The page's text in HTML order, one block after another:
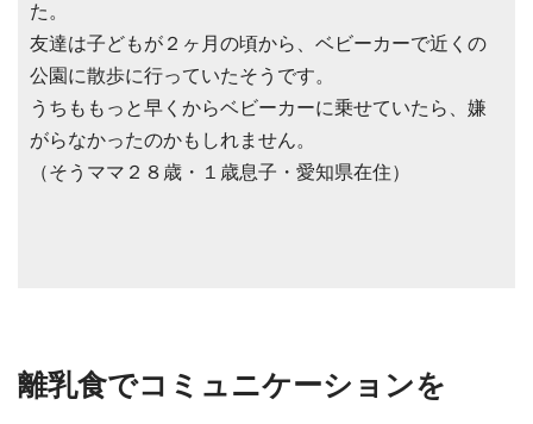
た。
友達は子どもが２ヶ月の頃から、ベビーカーで近くの
公園に散歩に行っていたそうです。
うちももっと早くからベビーカーに乗せていたら、嫌
がらなかったのかもしれません。
（そうママ２８歳・１歳息子・愛知県在住）
離乳食でコミュニケーションを